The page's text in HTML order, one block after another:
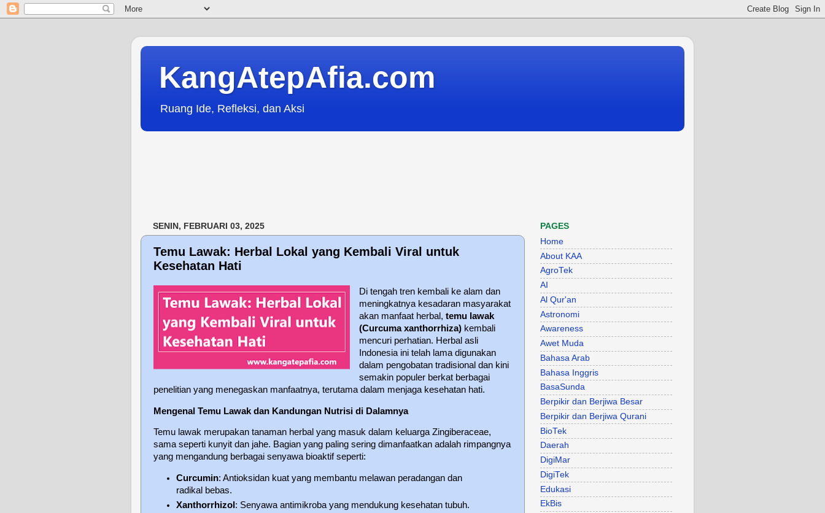
KangAtepAfia.com
Ruang Ide, Refleksi, dan Aksi
SENIN, FEBRUARI 03, 2025
Temu Lawak: Herbal Lokal yang Kembali Viral untuk
Kesehatan Hati
Di tengah tren kembali ke alam dan
meningkatnya kesadaran masyarakat
akan manfaat herbal, temu lawak
(Curcuma xanthorrhiza)kembali
mencuri perhatian. Herbal asli
Indonesia ini telah lama digunakan
dalam pengobatan tradisional dan kini
semakin populer berkat berbagai
penelitian yang menegaskan manfaatnya, terutama dalam menjaga kesehatan hati.
Mengenal Temu Lawak dan Kandungan Nutrisi di Dalamnya
Temu lawak merupakan tanaman herbal yang masuk dalam keluarga Zingiberaceae,
sama seperti kunyit dan jahe. Bagian yang paling sering dimanfaatkan adalah rimpangnya
yang mengandung berbagai senyawa bioaktif seperti:
Curcumin: Antioksidan kuat yang membantu melawan peradangan dan
radikal bebas.
Xanthorrhizol : Senyawa antimikroba yang mendukung kesehatan tubuh.
PAGES
Home
About KAA
AgroTek
AI
Al Qur'an
Astronomi
Awareness
Awet Muda
Bahasa Arab
Bahasa Inggris
BasaSunda
Berpikir dan Berjiwa Besar
Berpikir dan Berjiwa Qurani
BioTek
Daerah
DigiMar
DigiTek
Edukasi
EkBis